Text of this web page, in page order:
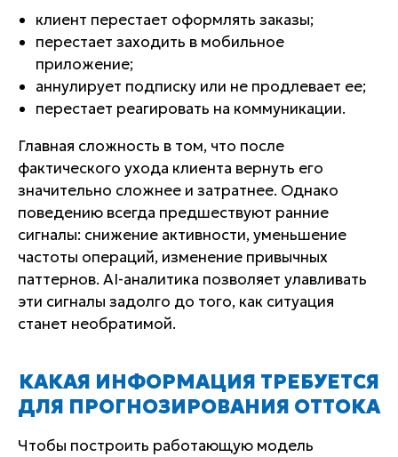
клиент перестает оформлять заказы;
перестает заходить в мобильное
приложение;
аннулирует подписку или не продлевает ее;
перестает реагировать на коммуникации.
Главная сложность в том, что после
фактического ухода клиента вернуть его
значительно сложнее и затратнее. Однако
поведению всегда предшествуют ранние
сигналы: снижение активности, уменьшение
частоты операций, изменение привычных
паттернов. AI-аналитика позволяет улавливать
эти сигналы задолго до того, как ситуация
станет необратимой.
КАКАЯ ИНФОРМАЦИЯ ТРЕБУЕТСЯ
ДЛЯ ПРОГНОЗИРОВАНИЯ ОТТОКА
Чтобы построить работающую модель